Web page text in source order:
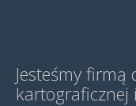
Jesteśmy firmą
kartograficznej